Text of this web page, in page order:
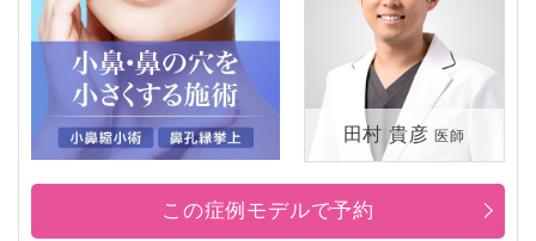
田村 貴彦 医師
この症例モデルで予約